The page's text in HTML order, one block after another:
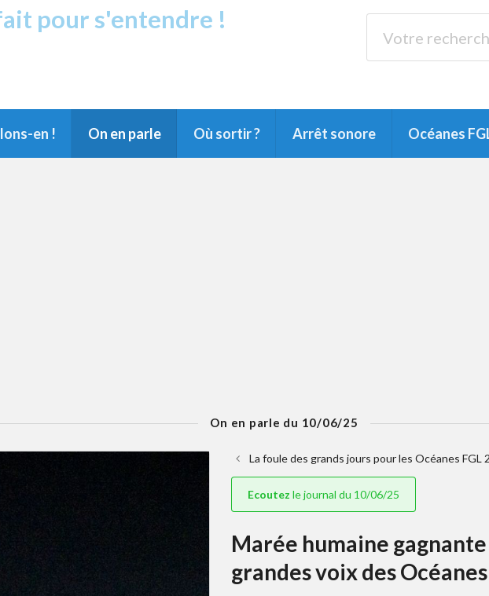
pour s'entendre !
en ! On en parle Où sortir ? Arrêt sonore Océanes
On en parle du 10/06/25
La foule des grands jours pour les Océanes
Ecoutez le journal du 10/06/25
Marée humaine
grandes voix des